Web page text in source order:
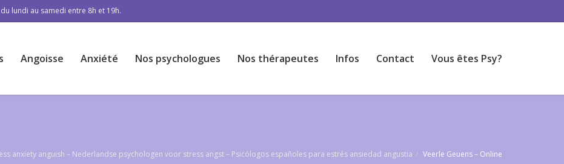
lundi au samedi entre 8h et 19h.
Angoisse Anxiété Nos psychologues Nos thérapeutes Infos Contact Vous êtes Psy?
anxiety anguish – Nederlandse psychologen voor stress angst – Psicólogos españoles para estrés ansiedad angustia Veerle Geuens – Online